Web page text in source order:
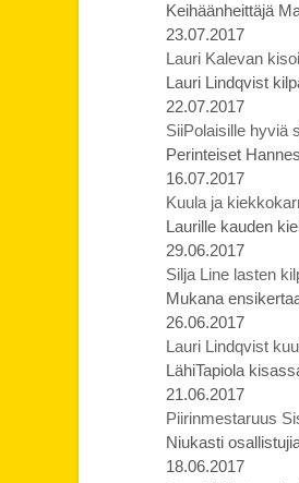
Keihäänheittäjä
23.07.2017
Lauri Kalevan
Lauri Lindqvist
22.07.2017
SiiPolaisille hyviä
Perinteiset
16.07.2017
Kuula ja
Laurille kauden
29.06.2017
Silja Line lasten
Mukana
26.06.2017
Lauri Lindqvist
LähiTapiola
21.06.2017
Piirinmestaruus
Niukasti
18.06.2017